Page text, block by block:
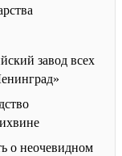
завод всех
о неочевидном